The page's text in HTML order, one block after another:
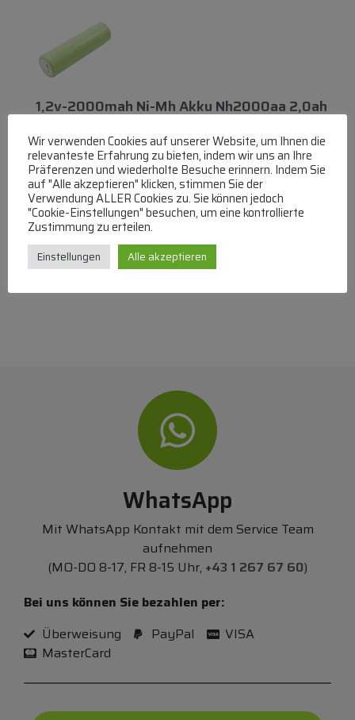
1,2v-2000mah Ni-Mh Akku Nh2000aa 2,0ah
lieferbar innerhalb von 3 Tagen
€17,59
Zum Produkt
In den Warenkorb
WhatsApp
Mit WhatsApp Kontakt mit dem Service Team
aufnehmen
(MO-DO 8-17, FR 8-15 Uhr, +43 1 267 67 60)
Bei uns können Sie bezahlen per:
Überweisung
PayPal
VISA
MasterCard
Wir verwenden Cookies auf unserer Website, um Ihnen die
relevanteste Erfahrung zu bieten, indem wir uns an Ihre
Präferenzen und wiederholte Besuche erinnern. Indem Sie
auf "Alle akzeptieren" klicken, stimmen Sie der
Verwendung ALLER Cookies zu. Sie können jedoch
"Cookie-Einstellungen" besuchen, um eine kontrollierte
Zustimmung zu erteilen.
Einstellungen Alle akzeptieren